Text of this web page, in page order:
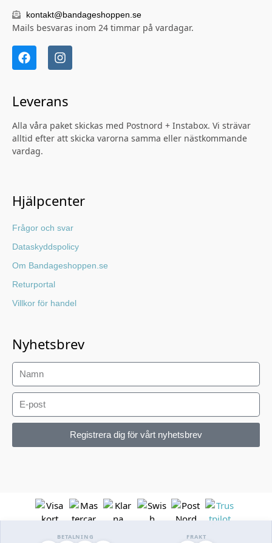
kontakt@bandageshoppen.se
Mails besvaras inom 24 timmar på vardagar.
Leverans
Alla våra paket skickas med Postnord + Instabox. Vi strävar
alltid efter att skicka varorna samma eller nästkommande
vardag.
Hjälpcenter
Frågor och svar
Dataskyddspolicy
Om Bandageshoppen.se
Returportal
Villkor för handel
Nyhetsbrev
Registrera dig för vårt nyhetsbrev
BETALNING FRAKT